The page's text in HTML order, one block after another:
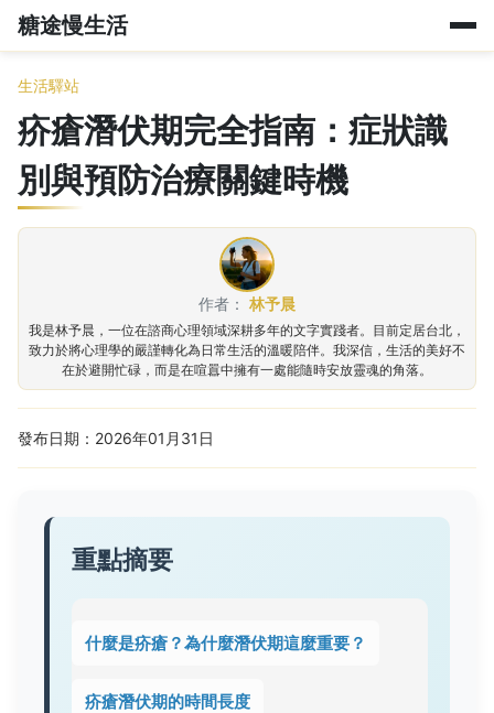
糖途慢生活
生活驛站
疥瘡潛伏期完全指南：症狀識
別與預防治療關鍵時機
作者： 林予晨
我是林予晨，一位在諮商心理領域深耕多年的文字實踐者。目前定居台北，
致力於將心理學的嚴謹轉化為日常生活的溫暖陪伴。我深信，生活的美好不
在於避開忙碌，而是在喧囂中擁有一處能隨時安放靈魂的角落。
發布日期：2026年01月31日
重點摘要
什麼是疥瘡？為什麼潛伏期這麼重要？
疥瘡潛伏期的時間長度